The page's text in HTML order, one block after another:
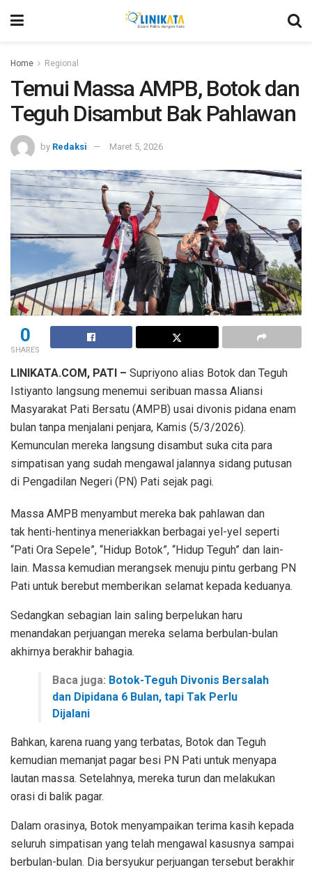
Home Regional
Temui Massa AMPB, Botok dan
Teguh Disambut Bak Pahlawan
by Redaksi Maret 5, 2026
0
SHARES
LINIKATA.COM, PATI – Supriyono alias Botok dan Teguh
Istiyanto langsung menemui seribuan massa Aliansi
Masyarakat Pati Bersatu (AMPB) usai divonis pidana enam
bulan tanpa menjalani penjara, Kamis (5/3/2026).
Kemunculan mereka langsung disambut suka cita para
simpatisan yang sudah mengawal jalannya sidang putusan
di Pengadilan Negeri (PN) Pati sejak pagi.
Massa AMPB menyambut mereka bak pahlawan dan
tak henti-hentinya meneriakkan berbagai yel-yel seperti
“Pati Ora Sepele”, “Hidup Botok”, “Hidup Teguh” dan lain-
lain. Massa kemudian merangsek menuju pintu gerbang PN
Pati untuk berebut memberikan selamat kepada keduanya.
Sedangkan sebagian lain saling berpelukan haru
menandakan perjuangan mereka selama berbulan-bulan
akhirnya berakhir bahagia.
Baca juga: Botok-Teguh Divonis Bersalah
dan Dipidana 6 Bulan, tapi Tak Perlu
Dijalani
Bahkan, karena ruang yang terbatas, Botok dan Teguh
kemudian memanjat pagar besi PN Pati untuk menyapa
lautan massa. Setelahnya, mereka turun dan melakukan
orasi di balik pagar.
Dalam orasinya, Botok menyampaikan terima kasih kepada
seluruh simpatisan yang telah mengawal kasusnya sampai
berbulan-bulan. Dia bersyukur perjuangan tersebut berakhir